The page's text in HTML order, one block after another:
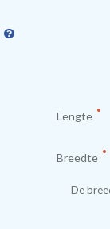
Lengte
Breedte
De